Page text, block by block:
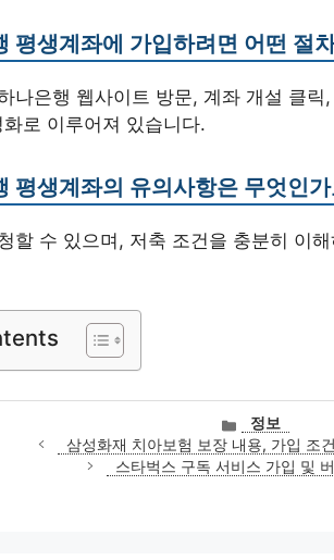
평생계좌에 가입하려면 어떤 절
나은행 웹사이트 방문, 계좌 개설 클
로 이루어져 있습니다.
평생계좌의 유의사항은 무엇인
할 수 있으며, 저축 조건을 충분히 이
카
테
고
정보
삼성화재 치아보험 보장 내용, 가입 조
스타벅스 구독 서비스 가입 및